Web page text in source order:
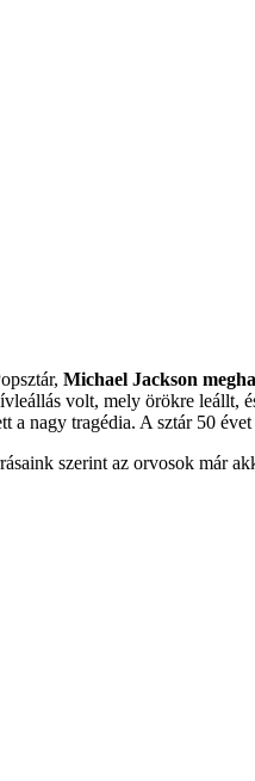
Michael Jackson
volt, mely örökre leállt,
a nagy tragédia. A sztár 50
szerint az orvosok már